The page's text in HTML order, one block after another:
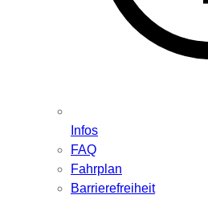
Infos
FAQ
Fahrplan
Barrierefreiheit